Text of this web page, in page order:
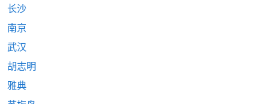
长沙
南京
武汉
胡志明
雅典